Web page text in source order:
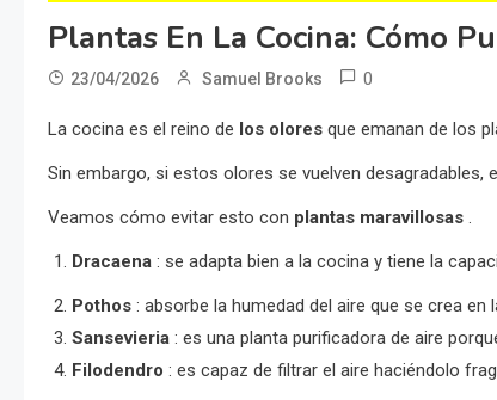
Plantas En La Cocina: Cómo
23/04/2026 Samuel Brooks 0
La cocina es el reino de los olores que emanan de los
Sin embargo, si estos olores se vuelven desagradables,
Veamos cómo evitar esto con plantas maravillosas
Dracaena : se adapta bien a la cocina y tiene la
Pothos : absorbe la humedad del aire que se crea en
Sansevieria : es una planta purificadora de aire
Filodendro : es capaz de filtrar el aire haciéndolo